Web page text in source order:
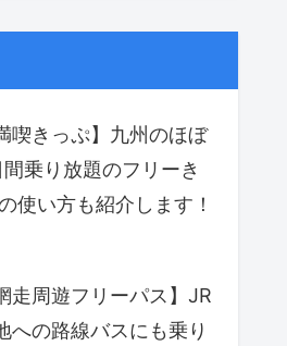
喫きっぷ】九州のほぼ
乗り放題のフリーき
使い方も紹介します！
走周遊フリーパス】JR
への路線バスにも乗り